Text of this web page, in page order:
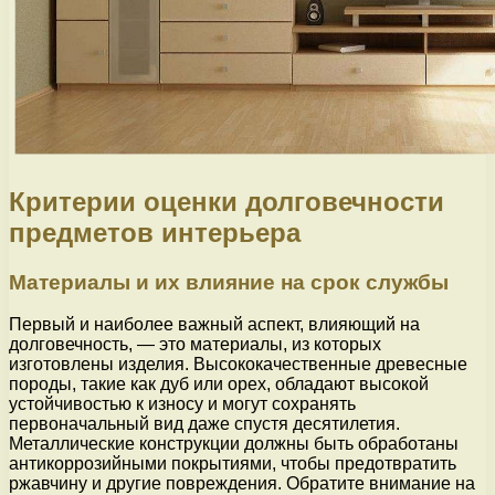
Критерии оценки долговечности
предметов интерьера
Материалы и их влияние на срок службы
Первый и наиболее важный аспект, влияющий на
долговечность, — это материалы, из которых
изготовлены изделия. Высококачественные древесные
породы, такие как дуб или орех, обладают высокой
устойчивостью к износу и могут сохранять
первоначальный вид даже спустя десятилетия.
Металлические конструкции должны быть обработаны
антикоррозийными покрытиями, чтобы предотвратить
ржавчину и другие повреждения. Обратите внимание на